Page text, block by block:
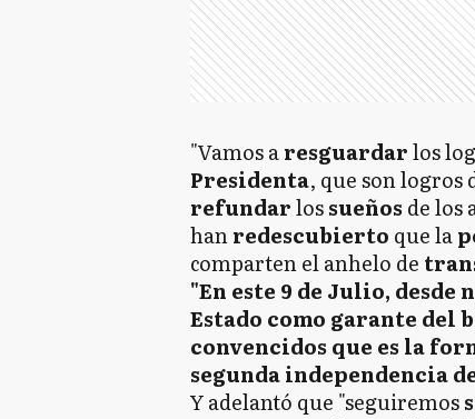
"Vamos aresguardarlos
Presidenta, que son logros
refundarlossueños de los
hanredescubierto que la
comparten el anhelo de
"En este 9 de Julio,
Estado como garante del
convencidos que es la
segunda independencia
Y adelantó que "seguiremos